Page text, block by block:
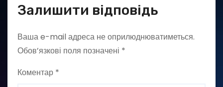
Залишити відповідь
Ваша e-mail адреса не оприлюднюватиметься.
Обов’язкові поля позначені *
Коментар *